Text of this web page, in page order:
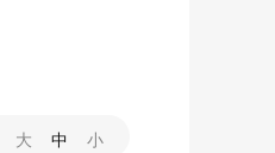
大 中 小